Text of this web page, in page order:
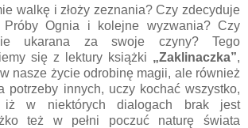
walkę i złoży zeznania? Czy zdecyduje
Ognia i kolejne wyzwania? Czy
ukarana za swoje czyny? Tego
się z lektury książki „Zaklinaczka”,
nasze życie odrobinę magii, ale również
potrzeby innych, uczy kochać wszystko,
w niektórych dialogach brak jest
też w pełni poczuć naturę świata